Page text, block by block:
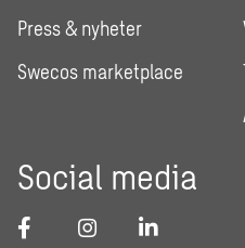
Press & nyheter
Swecos marketplace
Social media